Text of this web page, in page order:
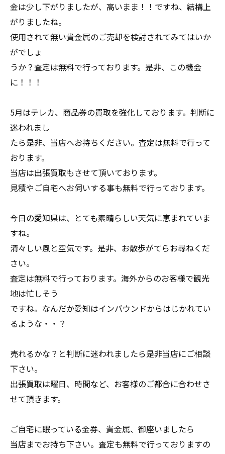
金は少し下がりましたが、高いまま！！ですね、結構上
がりましたね。
使用されて無い貴金属のご売却を検討されてみてはいか
がでしょ
うか？査定は無料で行っております。是非、この機会
に！！！
5月はテレカ、商品券の買取を強化しております。判断に
迷われまし
たら是非、当店へお持ちください。査定は無料で行って
おります。
当店は出張買取もさせて頂いております。
見積やご自宅へお伺いする事も無料で行っております。
今日の愛知県は、とても素晴らしい天気に恵まれていま
すね。
清々しい風と空気です。是非、お散歩がてらお尋ねくだ
さい。
査定は無料で行っております。海外からのお客様で観光
地は忙しそう
ですね。なんだか愛知はインバウンドからはじかれてい
るような・・？
売れるかな？と判断に迷われましたら是非当店にご相談
下さい。
出張買取は曜日、時間など、お客様のご都合に合わせさ
せて頂きます。
ご自宅に眠っている金券、貴金属、御座いましたら
当店までお持ち下さい。査定も無料で行っておりますの